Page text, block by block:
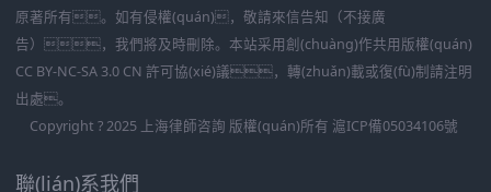
原著所有。如有侵權(quán)，敬請來信告知（不接廣
告），我們將及時刪除。本站采用創(chuàng)作共用版權(quán)
CC BY-NC-SA 3.0 CN 許可協(xié)議，轉(zhuǎn)載或復(fù)制請注明
出處。
Copyright ? 2025 上海律師咨詢 版權(quán)所有 滬ICP備05034106號
聯(lián)系我們